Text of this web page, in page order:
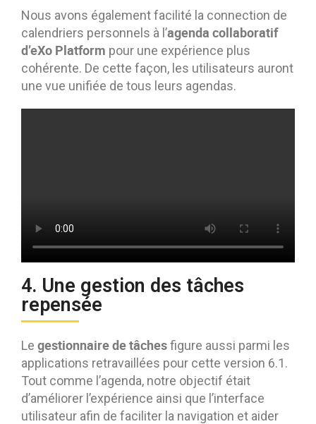
Nous avons également facilité la connection de
calendriers personnels à l’agenda collaboratif
d’eXo Platform pour une expérience plus
cohérente. De cette façon, les utilisateurs auront
une vue unifiée de tous leurs agendas.
4. Une gestion des tâches
repensée
Le gestionnaire de tâchesfigure aussi parmi les
applications retravaillées pour cette version 6.1.
Tout comme l’agenda, notre objectif était
d’améliorer l’expérience ainsi que l’interface
utilisateur afin de faciliter la navigation et aider